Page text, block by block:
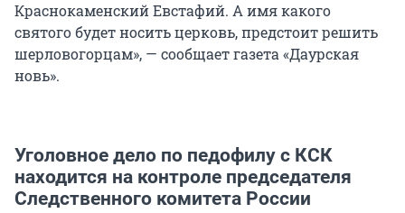
Краснокаменский Евстафий. А имя какого
святого будет носить церковь, предстоит решить
шерловогорцам», — сообщает газета «Даурская
новь».
Уголовное дело по педофилу с КСК
находится на контроле председателя
Следственного комитета России